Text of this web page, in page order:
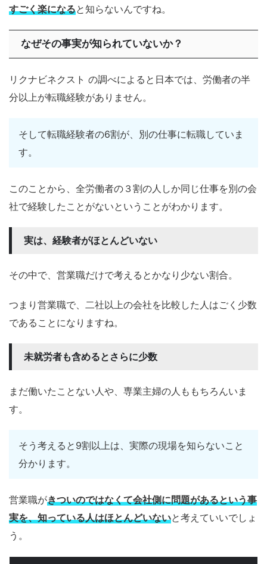
すごく楽になると知らないんですね。
なぜその事実が知られていないか？
リクナビネクスト の調べによると日本では、労働者の半
分以上が転職経験がありません。
そして転職経験者の6割が、別の仕事に転職していま
す。
このことから、全労働者の３割の人しか同じ仕事を別の会
社で経験したことがないということがわかります。
実は、経験者がほとんどいない
その中で、営業職だけで考えるとかなり少ない割合。
つまり営業職で、二社以上の会社を比較した人はごく少数
であることになりますね。
未就労者も含めるとさらに少数
まだ働いたことない人や、専業主婦の人ももちろんいま
す。
そう考えると9割以上は、実際の現場を知らないこと
分かります。
営業職がきついのではなくて会社側に問題があるという事
実を、知っている人はほとんどいないと考えていいでしょ
う。